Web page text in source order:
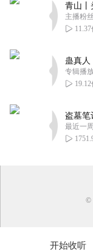
听友415342329
书可以可惜了
主播粉
专辑播
最近一
开始收听
©